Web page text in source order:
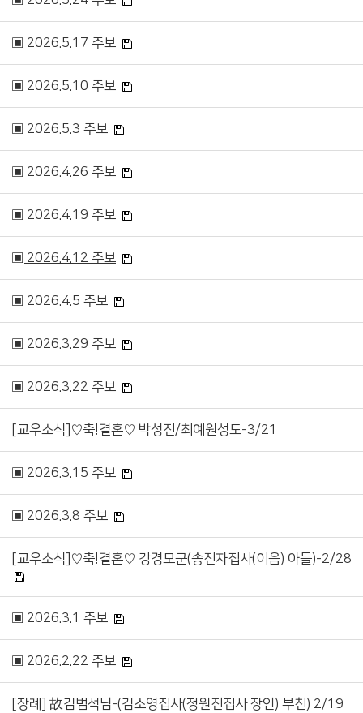
▣ 2026.5.17 주보
▣ 2026.5.10 주보
▣ 2026.5.3 주보
▣ 2026.4.26 주보
▣ 2026.4.19 주보
▣ 2026.4.12 주보
▣ 2026.4.5 주보
▣ 2026.3.29 주보
▣ 2026.3.22 주보
[교우소식]♡축!결혼♡ 박성진/최예원성도-3/21
▣ 2026.3.15 주보
▣ 2026.3.8 주보
[교우소식]♡축!결혼♡ 강경모군(송진자집사(이음) 아들)-2/28
▣ 2026.3.1 주보
▣ 2026.2.22 주보
[장례] 故김범석님-(김소영집사(정원진집사 장인) 부친) 2/19